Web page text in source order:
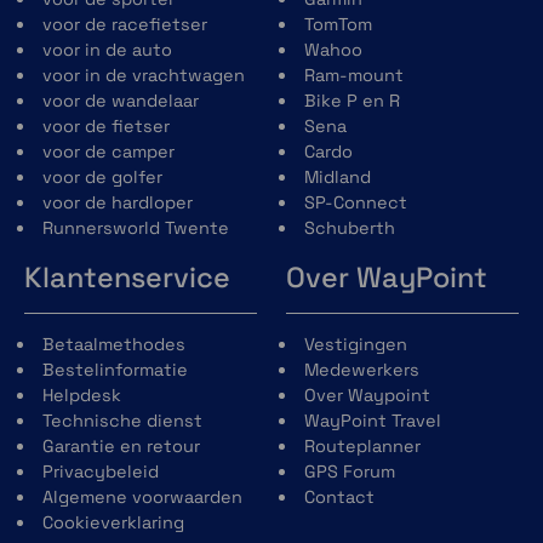
Hersteltijd
Weet hoe lang je moet herstellen voor je
volgende intensieve workout op basis van je
laatste training.
Koersen
Maak of zoek bestaande koersen in de Garmin
Connect app of synchroniseer vanaf je favoriete
platforms van derden.
voor de racefietser
voor in de auto
voor in de vrachtwagen
voor de wandelaar
voor de fietser
voor de camper
voor de golfer
voor de hardloper
Runnersworld Twente
TomTom
Wahoo
Ram-mount
Bike P en R
Sena
Cardo
Midland
SP-Connect
Schuberth
Klantenservice
Betaalmethodes
Bestelinformatie
Helpdesk
Technische dienst
Garantie en retour
Privacybeleid
Algemene voorwaarden
Cookieverklaring
Over WayPoint
Vestigingen
Medewerkers
Over Waypoint
WayPoint Travel
Routeplanner
GPS Forum
Contact